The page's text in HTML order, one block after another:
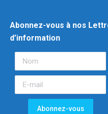
Abonnez-vous à nos
d’information